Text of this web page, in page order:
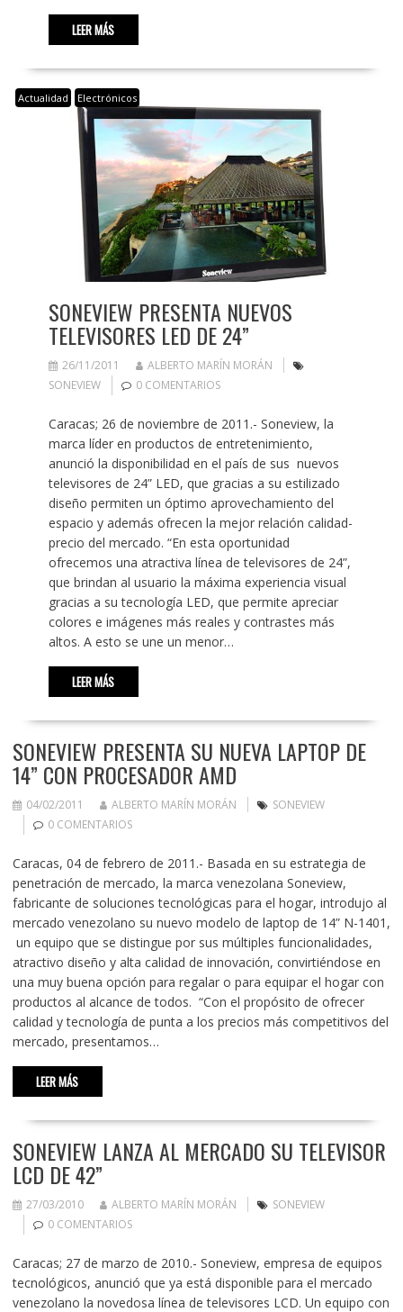
LEER MÁS
Actualidad Electrónicos
SONEVIEW PRESENTA NUEVOS
TELEVISORES LED DE 24”
26/11/2011
ALBERTO MARÍN MORÁN
SONEVIEW
0 COMENTARIOS
Caracas; 26 de noviembre de 2011.- Soneview, la
marca líder en productos de entretenimiento,
anunció la disponibilidad en el país de sus nuevos
televisores de 24” LED, que gracias a su estilizado
diseño permiten un óptimo aprovechamiento del
espacio y además ofrecen la mejor relación calidad-
precio del mercado. “En esta oportunidad
ofrecemos una atractiva línea de televisores de 24”,
que brindan al usuario la máxima experiencia visual
gracias a su tecnología LED, que permite apreciar
colores e imágenes más reales y contrastes más
altos. A esto se une un menor…
LEER MÁS
SONEVIEW PRESENTA SU NUEVA LAPTOP DE
14” CON PROCESADOR AMD
04/02/2011 ALBERTO MARÍN MORÁN
SONEVIEW
0 COMENTARIOS
Caracas, 04 de febrero de 2011.- Basada en su estrategia de
penetración de mercado, la marca venezolana Soneview,
fabricante de soluciones tecnológicas para el hogar, introdujo al
mercado venezolano su nuevo modelo de laptop de 14” N-1401,
un equipo que se distingue por sus múltiples funcionalidades,
atractivo diseño y alta calidad de innovación, convirtiéndose en
una muy buena opción para regalar o para equipar el hogar con
productos al alcance de todos. “Con el propósito de ofrecer
calidad y tecnología de punta a los precios más competitivos del
mercado, presentamos…
LEER MÁS
SONEVIEW LANZA AL MERCADO SU TELEVISOR
LCD DE 42”
27/03/2010 ALBERTO MARÍN MORÁN
SONEVIEW
0 COMENTARIOS
Caracas; 27 de marzo de 2010.- Soneview, empresa de equipos
tecnológicos, anunció que ya está disponible para el mercado
venezolano la novedosa línea de televisores LCD. Un equipo con